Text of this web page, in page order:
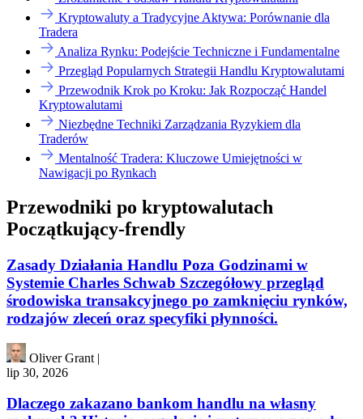
Kryptowaluty a Tradycyjne Aktywa: Porównanie dla
Tradera
Analiza Rynku: Podejście Techniczne i Fundamentalne
Przegląd Popularnych Strategii Handlu Kryptowalutami
Przewodnik Krok po Kroku: Jak Rozpocząć Handel
Kryptowalutami
Niezbędne Techniki Zarządzania Ryzykiem dla
Traderów
Mentalność Tradera: Kluczowe Umiejętności w
Nawigacji po Rynkach
Przewodniki po kryptowalutach
Początkujący-frendly
Zasady Działania Handlu Poza Godzinami w
Systemie Charles Schwab Szczegółowy przegląd
środowiska transakcyjnego po zamknięciu rynków,
rodzajów zleceń oraz specyfiki płynności.
Oliver Grant |
lip 30, 2026
Dlaczego zakazano bankom handlu na własny